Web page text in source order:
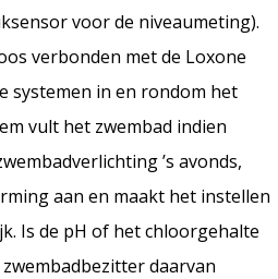
voor de niveaumeting).
verbonden met de Loxone
systemen in en rondom het
vult het zwembad indien
’s avonds,
aan en maakt het instellen
Is de pH of het chloorgehalte
daarvan